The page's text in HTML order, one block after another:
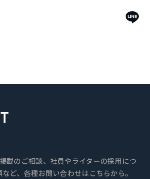
載のご相談、社員やライターの採用につ
ど、各種お問い合わせはこちらから。